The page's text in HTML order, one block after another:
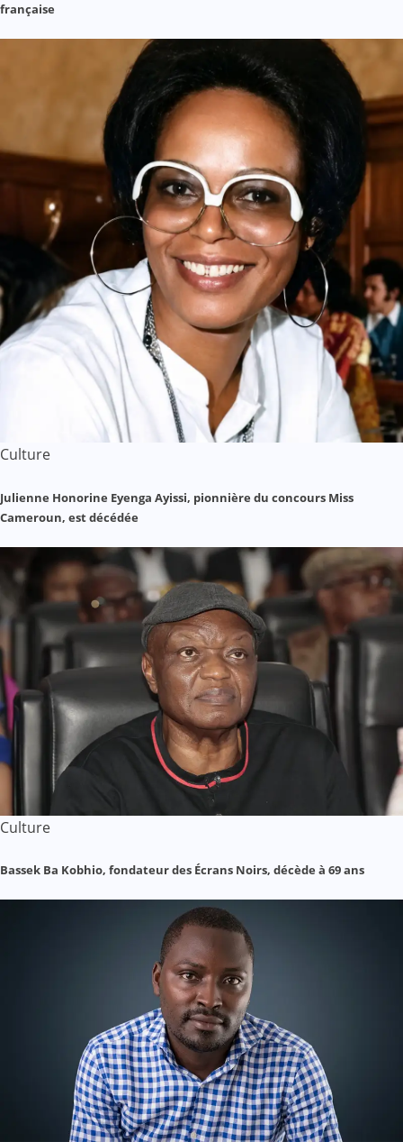
française
Culture
Julienne Honorine Eyenga Ayissi, pionnière du concours Miss
Cameroun, est décédée
Culture
Bassek Ba Kobhio, fondateur des Écrans Noirs, décède à 69 ans